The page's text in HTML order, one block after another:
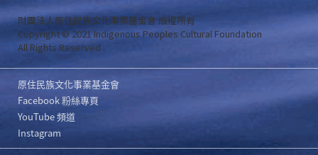
財團法人原住民族文化事業基金會 版權所有
Copyright © 2021 Indigenous Peoples Cultural Foundation
All Rights Reserved .
原住民族文化事業基金會
Facebook 粉絲專頁
YouTube 頻道
Instagram